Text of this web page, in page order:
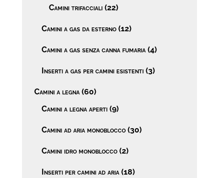
Camini trifacciali (22)
Camini a gas da esterno (12)
Camini a gas senza canna fumaria (4)
Inserti a gas per camini esistenti (3)
Camini a legna (60)
Camini a legna aperti (9)
Camini ad aria monoblocco (30)
Camini idro monoblocco (2)
Inserti per camini ad aria (18)